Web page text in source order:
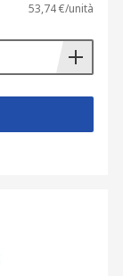
53,74 €/unità